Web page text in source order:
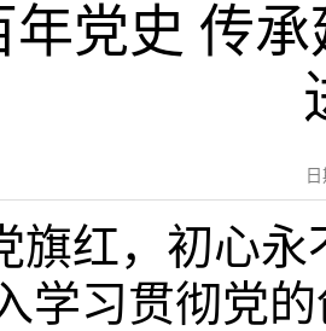
年党史 传
旗红，初心
学习贯彻党